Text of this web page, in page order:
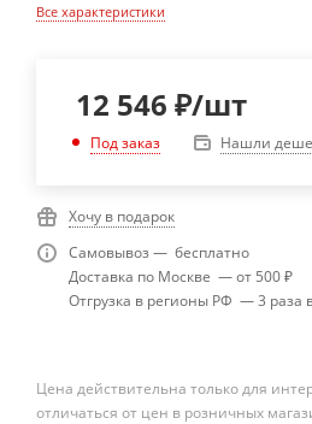
Все характеристики
12 546 ₽/шт
Под заказ Нашли
Хочу в подарок
Самовывоз — бесплатно
Доставка по Москве — от 500 ₽
Отгрузка в регионы РФ — 3 раза
Цена действительна только для
отличаться от цен в розничных